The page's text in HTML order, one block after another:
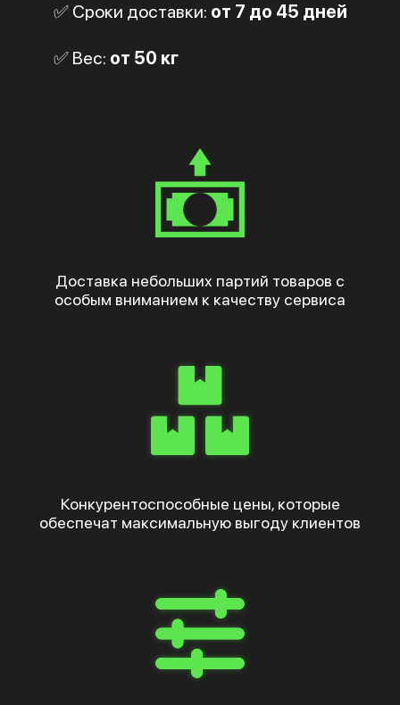
✅ Сроки доставки: от 7 до 45 дней
✅ Вес: от 50 кг
Доставка небольших партий товаров с
особым вниманием к качеству сервиса
Конкурентоспособные цены, которые
обеспечат максимальную выгоду клиентов